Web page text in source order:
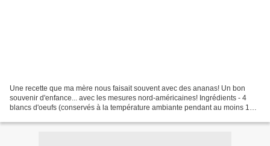
Une recette que ma mère nous faisait souvent avec des ananas! Un bon
souvenir d'enfance... avec les mesures nord-américaines! Ingrédients - 4
blancs d'oeufs (conservés à la température ambiante pendant au moins 1